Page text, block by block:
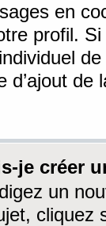
en
profil.
d’ajout
je créer
un
cliquez